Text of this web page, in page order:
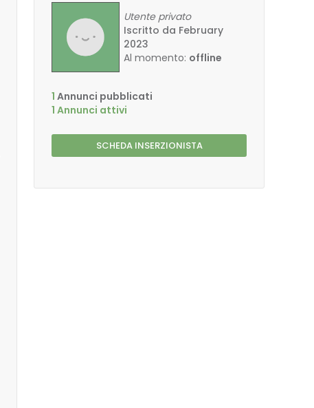
Utente privato
Iscritto da February
2023
Al momento: offline
1 Annunci pubblicati
1 Annunci attivi
SCHEDA INSERZIONISTA